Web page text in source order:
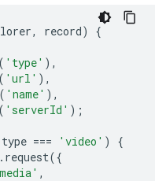
, record)
{
( 'type' ),
( 'url' ),
( 'name' ),
( 'serverId' );
type === 'video' )
{
. request({
,